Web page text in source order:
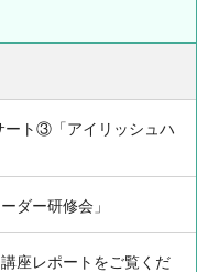
ート③「アイリッシュハ
ダー研修会」
座レポートをご覧くだ